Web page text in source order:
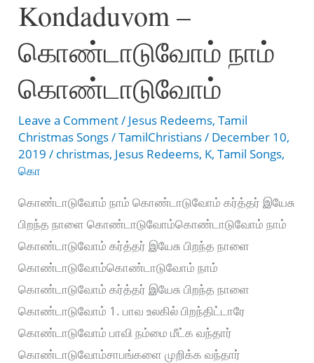
Kondaduvom –
கொண்டாடுவோம் நாம்
கொண்டாடுவோம்
Leave a Comment/ Jesus Redeems,Tamil
Christmas Songs/TamilChristians/ December 10,
2019/ christmas, Jesus Redeems, K,Tamil Songs,
கொ
கொண்டாடுவோம் நாம் கொண்டாடுவோம் கர்த்தர் இயேசு
பிறந்த நாளை கொண்டாடுவோம்கொண்டாடுவோம் நாம்
கொண்டாடுவோம் கர்த்தர் இயேசு பிறந்த நாளை
கொண்டாடுவோம்கொண்டாடுவோம் நாம்
கொண்டாடுவோம் கர்த்தர் இயேசு பிறந்த நாளை
கொண்டாடுவோம் 1. பாவ உலகில் பிறந்திட்டாரே
கொண்டாடுவோம் பாவி நம்மை மீட்க வந்தார்
கொண்டாடுவோம்சாபங்களை முறிக்க வந்தார்